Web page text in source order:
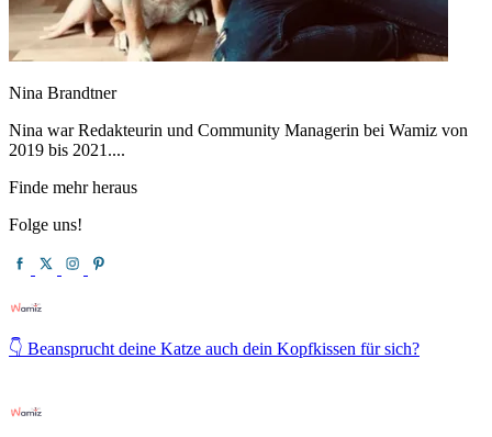
Nina Brandtner
Nina war Redakteurin und Community Managerin bei Wamiz von
2019 bis 2021....
Finde mehr heraus
Folge uns!
👇 Beansprucht deine Katze auch dein Kopfkissen für sich?